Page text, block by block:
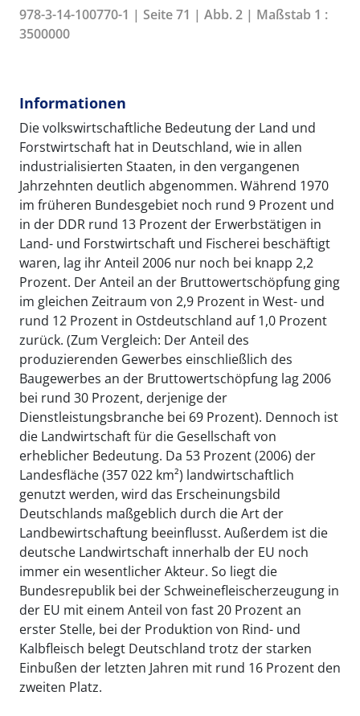
978-3-14-100770-1 | Seite 71 | Abb. 2 | Maßstab 1 :
3500000
Informationen
Die volkswirtschaftliche Bedeutung der Land und
Forstwirtschaft hat in Deutschland, wie in allen
industrialisierten Staaten, in den vergangenen
Jahrzehnten deutlich abgenommen. Während 1970
im früheren Bundesgebiet noch rund 9 Prozent und
in der DDR rund 13 Prozent der Erwerbstätigen in
Land- und Forstwirtschaft und Fischerei beschäftigt
waren, lag ihr Anteil 2006 nur noch bei knapp 2,2
Prozent. Der Anteil an der Bruttowertschöpfung ging
im gleichen Zeitraum von 2,9 Prozent in West- und
rund 12 Prozent in Ostdeutschland auf 1,0 Prozent
zurück. (Zum Vergleich: Der Anteil des
produzierenden Gewerbes einschließlich des
Baugewerbes an der Bruttowertschöpfung lag 2006
bei rund 30 Prozent, derjenige der
Dienstleistungsbranche bei 69 Prozent). Dennoch ist
die Landwirtschaft für die Gesellschaft von
erheblicher Bedeutung. Da 53 Prozent (2006) der
Landesfläche (357 022 km²) landwirtschaftlich
genutzt werden, wird das Erscheinungsbild
Deutschlands maßgeblich durch die Art der
Landbewirtschaftung beeinflusst. Außerdem ist die
deutsche Landwirtschaft innerhalb der EU noch
immer ein wesentlicher Akteur. So liegt die
Bundesrepublik bei der Schweinefleischerzeugung in
der EU mit einem Anteil von fast 20 Prozent an
erster Stelle, bei der Produktion von Rind- und
Kalbfleisch belegt Deutschland trotz der starken
Einbußen der letzten Jahren mit rund 16 Prozent den
zweiten Platz.